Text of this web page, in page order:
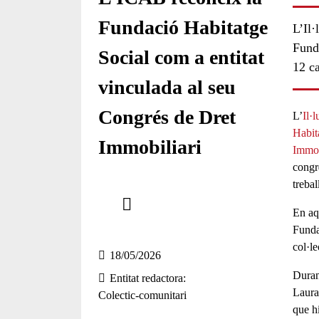
Fundació Habitatge
Social com a entitat
vinculada al seu
Congrés de Dret
Immobiliari
18/05/2026
Entitat redactora
Colectic-comunitari
12
L’
En
que